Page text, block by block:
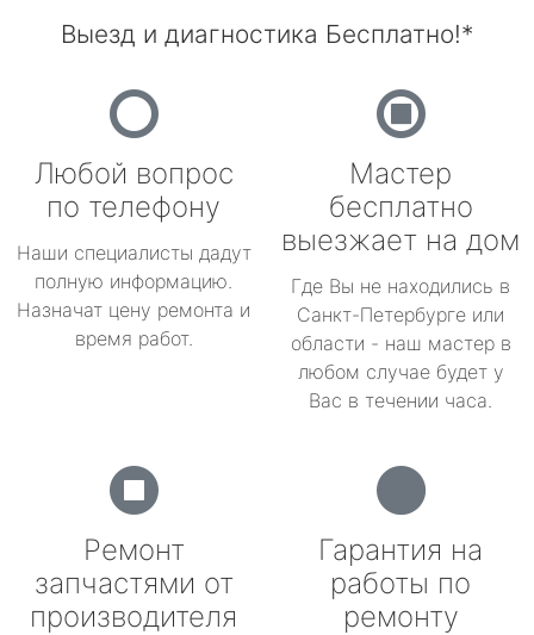
Выезд и диагностика Бесплатно!*
Любой вопрос
по телефону
Наши специалисты дадут
полную информацию.
Назначат цену ремонта и
время работ.
Мастер
бесплатно
выезжает на дом
Где Вы не находились в
Санкт-Петербурге или
области - наш мастер в
любом случае будет у
Вас в течении часа.
Ремонт
запчастями от
производителя
Гарантия на
работы по
ремонту